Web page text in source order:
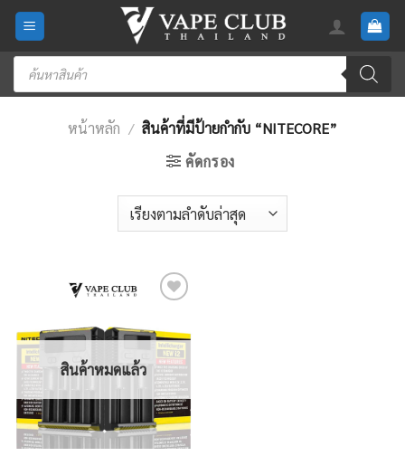
Skip
content
Products
search
หน้าหลัก / สินค้าที่มีป้ายกำกับ “NITECORE”
คัดกรอง
wishlist
สินค้าหมดแล้ว